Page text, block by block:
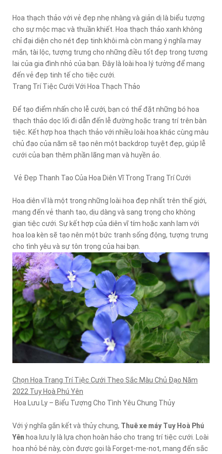
Hoa thạch thảo với vẻ đẹp nhẹ nhàng và giản dị là biểu tượng
cho sự mộc mạc và thuần khiết. Hoa thạch thảo xanh không
chỉ đại diện cho nét đẹp tinh khôi mà còn mang ý nghĩa may
mắn, tài lộc, tượng trưng cho những điều tốt đẹp trong tương
lai của gia đình nhỏ của bạn. Đây là loài hoa lý tưởng để mang
đến vẻ đẹp tinh tế cho tiệc cưới.
Trang Trí Tiệc Cưới Với Hoa Thạch Thảo
Để tạo điểm nhấn cho lễ cưới, bạn có thể đặt những bó hoa
thạch thảo dọc lối đi dẫn đến lễ đường hoặc trang trí trên bàn
tiệc. Kết hợp hoa thạch thảo với nhiều loài hoa khác cùng màu
chủ đạo của năm sẽ tạo nên một backdrop tuyệt đẹp, giúp lễ
cưới của bạn thêm phần lãng mạn và huyền ảo.
Vẻ Đẹp Thanh Tao Của Hoa Diên Vĩ Trong Trang Trí Cưới
Hoa diên vĩ là một trong những loài hoa đẹp nhất trên thế giới,
mang đến vẻ thanh tao, dịu dàng và sang trọng cho không
gian tiệc cưới. Sự kết hợp của diên vĩ tím hoặc xanh lam với
hoa loa kèn sẽ tạo nên một bức tranh sống động, tượng trưng
cho tình yêu và sự tôn trọng của hai bạn.
Chọn Hoa Trang Trí Tiệc Cưới Theo Sắc Màu Chủ Đạo Năm
2022 Tuy Hoà Phú Yên
Hoa Lưu Ly – Biểu Tượng Cho Tình Yêu Chung Thủy
Với ý nghĩa gắn kết và thủy chung, Thuê xe máy Tuy Hoà Phú
Yên hoa lưu ly là lựa chọn hoàn hảo cho trang trí tiệc cưới. Loài
hoa nhỏ bé này, còn được gọi là Forget-me-not, mang đến sắc